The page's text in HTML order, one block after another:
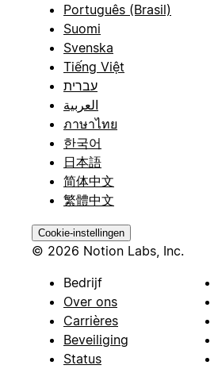
Português (Brasil)
Suomi
Svenska
Tiếng Việt
עברית
العربية
ภาษาไทย
한국어
日本語
简体中文
繁體中文
Cookie-instellingen
© 2026 Notion Labs, Inc.
Bedrijf
Over ons
Carrières
Beveiliging
Status